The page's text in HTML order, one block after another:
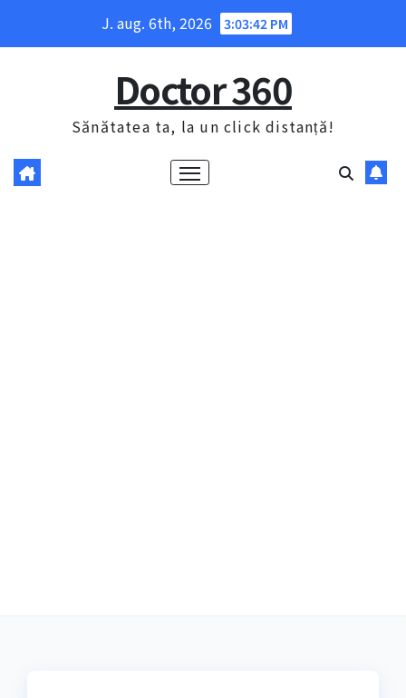
J. aug. 6th, 2026 3:03:43 PM
Doctor 360
Sănătatea ta, la un click distanță!